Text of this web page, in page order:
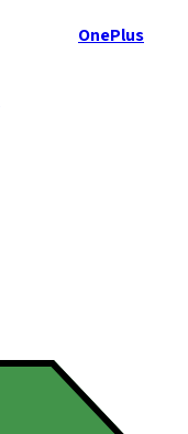
OnePlus